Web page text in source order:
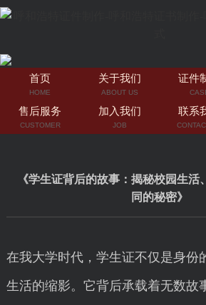
首页
HOME
关于我们
ABOUT US
证件
售后服务
CUSTOMER
加入我们
JOB
联系
《学生证背后的故事：揭秘校园生活
同的秘密》
在我大学时代，学生证不仅是身份
生活的缩影。它背后承载着无数故